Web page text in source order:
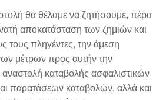
θα θέλαμε να ζητήσουμε, πέρα
αποκατάσταση των ζημιών και
τους πληγέντες, την άμεση
μέτρων προς αυτήν την
καταβολής ασφαλιστικών
παρατάσεων καταβολών, αλλά και